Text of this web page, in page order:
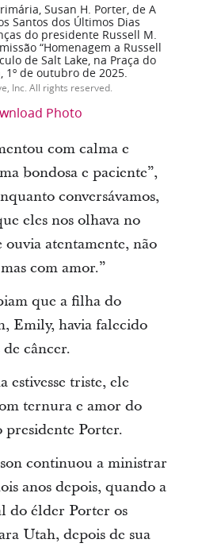
Susan H. Porter, de A
Santos dos Últimos Dias
do presidente Russell M.
“Homenagem a Russell
de Salt Lake, na Praça do
de outubro de 2025.
Inc. All rights reserved.
Photo
com calma e
bondosa e paciente”,
conversávamos,
eles nos olhava no
atentamente, não
com amor.”
que a filha do
Emily, havia falecido
câncer.
estivesse triste, ele
ternura e amor do
presidente Porter.
continuou a ministrar
anos depois, quando a
do élder Porter os
Utah, depois de sua